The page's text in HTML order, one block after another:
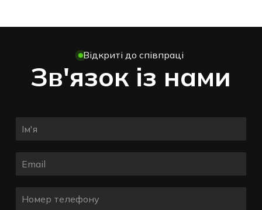
Відкриті до співпраці
Зв'язок із нами